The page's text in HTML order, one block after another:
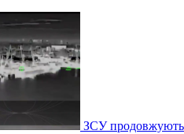
ЗСУ продовжують